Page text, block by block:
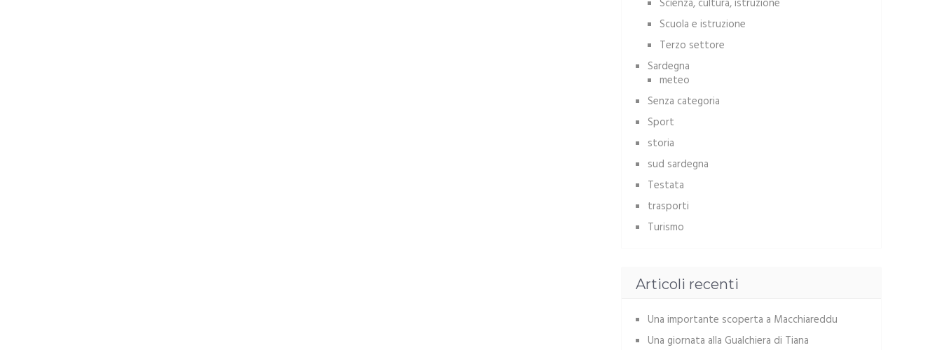
Scienza, cultura, istruzione
Scuola e istruzione
Terzo settore
Sardegna
meteo
Senza categoria
Sport
storia
sud sardegna
Testata
trasporti
Turismo
Articoli recenti
Una importante scoperta a Macchiareddu
Una giornata alla Gualchiera di Tiana